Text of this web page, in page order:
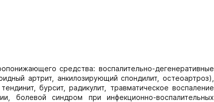
средства: воспалительно-дегенеративные
артрит, анкилозирующий спондилит, остеоартроз),
бурсит, радикулит, травматическое воспаление
болевой синдром при инфекционно-воспалительных